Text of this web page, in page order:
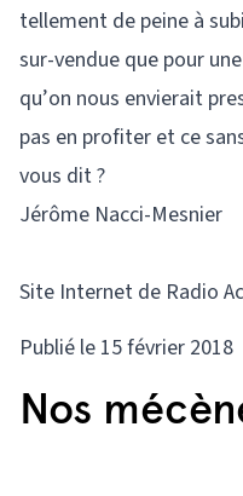
tellement de peine à
sur-vendue que pour
qu’on nous envierait
pas en profiter et ce
vous dit ?
Jérôme Nacci-Mesnier
Site Internet de Radio
Publié le 15 février 2018
Nos